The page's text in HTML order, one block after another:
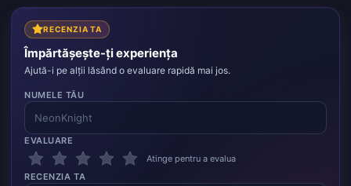
RECENZIA TA
Împărtășește-ți experiența
Ajută-i pe alții lăsând o evaluare rapidă mai jos.
NUMELE TĂU
EVALUARE
Atinge pentru a evalua
RECENZIA TA